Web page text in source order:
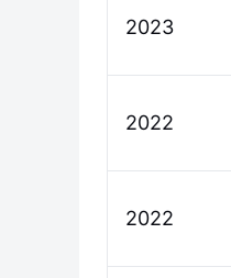
2023
2022
2022